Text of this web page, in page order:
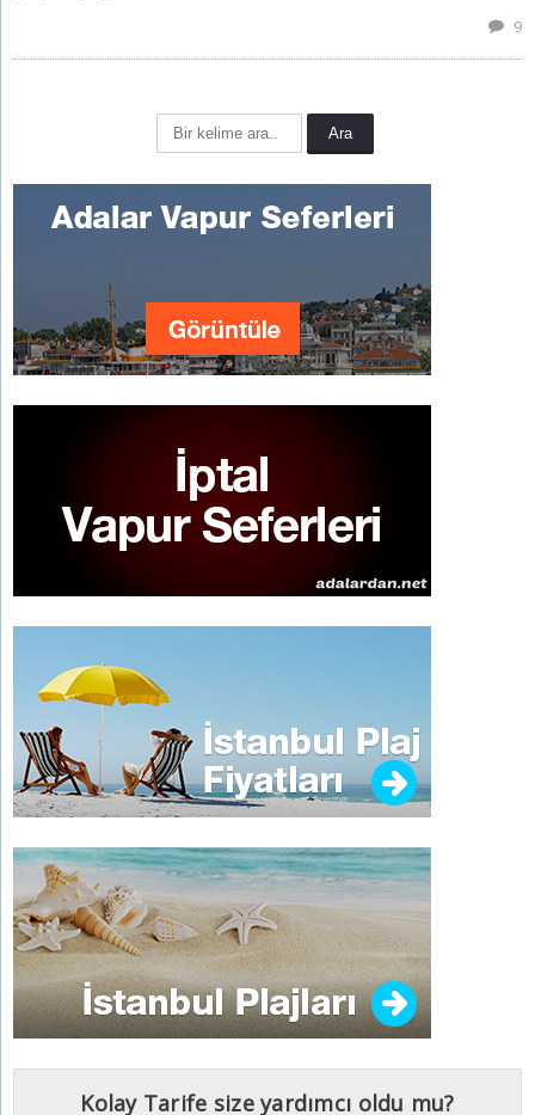
9
Kolay Tarife size yardımcı oldu mu?